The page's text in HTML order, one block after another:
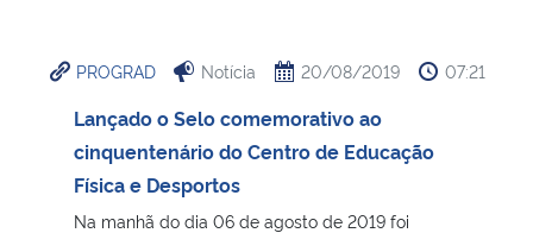
Ministério da Cidadania
Ministério da Saúde
Ministério de Minas e Energia
PROGRAD Notícia 20/08/2019 07:21
Lançado o Selo comemorativo ao
cinquentenário do Centro de Educação
Física e Desportos
Na manhã do dia 06 de agosto de 2019 foi